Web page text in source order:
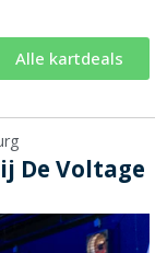
Alle kartdeals
De Voltage